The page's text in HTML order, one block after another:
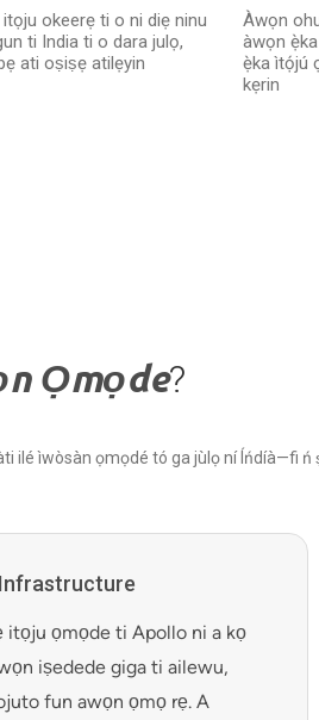
itọju okeerẹ ti o ni diẹ ninu
ti India ti o dara julọ,
ati oṣiṣẹ atilẹyin
Àwọn
àwọn
ẹ̀ka ìtọ́jú
kẹrin
Ọmọde?
ìwòsàn ọmọdé tó ga jùlọ ní Íńdíà—fi
itọju ọmọde ti Apollo ni a kọ
iṣedede giga ti ailewu,
fun awọn ọmọ rẹ. A